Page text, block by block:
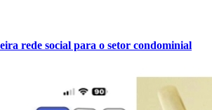
rede social para o setor condominial